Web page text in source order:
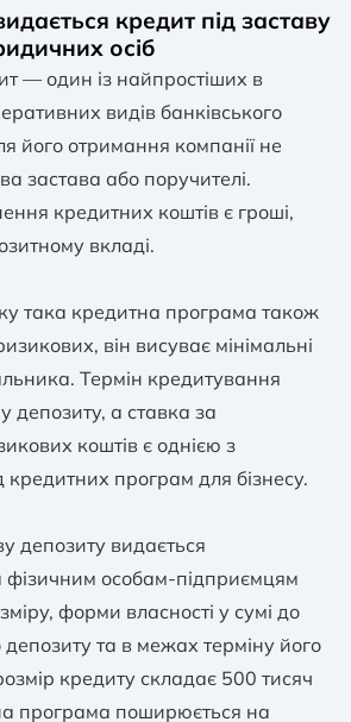
кредит під заставу
осіб
— один із найпростіших в
видів банківського
його отримання компанії не
застава або поручителі.
кредитних коштів є гроші,
вкладі.
така кредитна програма також
він висуває мінімальні
Термін кредитування
депозиту, а ставка за
коштів є однією з
програм для бізнесу.
депозиту видається
фізичним особам-підприємцям
форми власності у сумі до
та в межах терміну його
кредиту складає 500 тисяч
програма поширюється на